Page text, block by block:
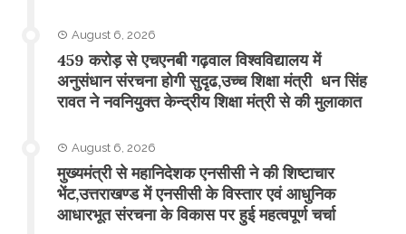
August 6, 2026
459 करोड़ से एचएनबी गढ़वाल विश्वविद्यालय में
अनुसंधान संरचना होगी सुदृढ,उच्च शिक्षा मंत्री धन सिंह
रावत ने नवनियुक्त केन्द्रीय शिक्षा मंत्री से की मुलाकात
August 6, 2026
मुख्यमंत्री से महानिदेशक एनसीसी ने की शिष्टाचार
भेंट,उत्तराखण्ड में एनसीसी के विस्तार एवं आधुनिक
आधारभूत संरचना के विकास पर हुई महत्वपूर्ण चर्चा